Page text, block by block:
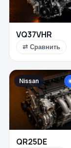
VQ37VHR
⇄ Сравнить
Nissan
QR25DE